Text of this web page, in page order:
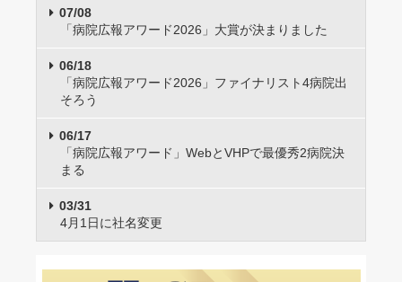
07/08
「病院広報アワード2026」大賞が決まりました
06/18
「病院広報アワード2026」ファイナリスト4病院出
そろう
06/17
「病院広報アワード」WebとVHPで最優秀2病院決
まる
03/31
4月1日に社名変更